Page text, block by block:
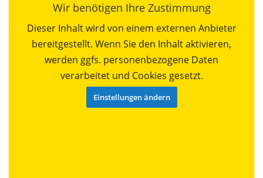
Wir benötigen Ihre Zustimmung
Dieser Inhalt wird von einem externen Anbieter
bereitgestellt. Wenn Sie den Inhalt aktivieren,
werden ggfs. personenbezogene Daten
verarbeitet und Cookies gesetzt.
Einstellungen ändern